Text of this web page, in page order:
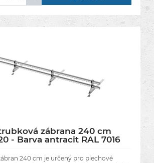
zábrana 240 cm
- Barva antracit RAL 7016
240 cm je určený pro plechové